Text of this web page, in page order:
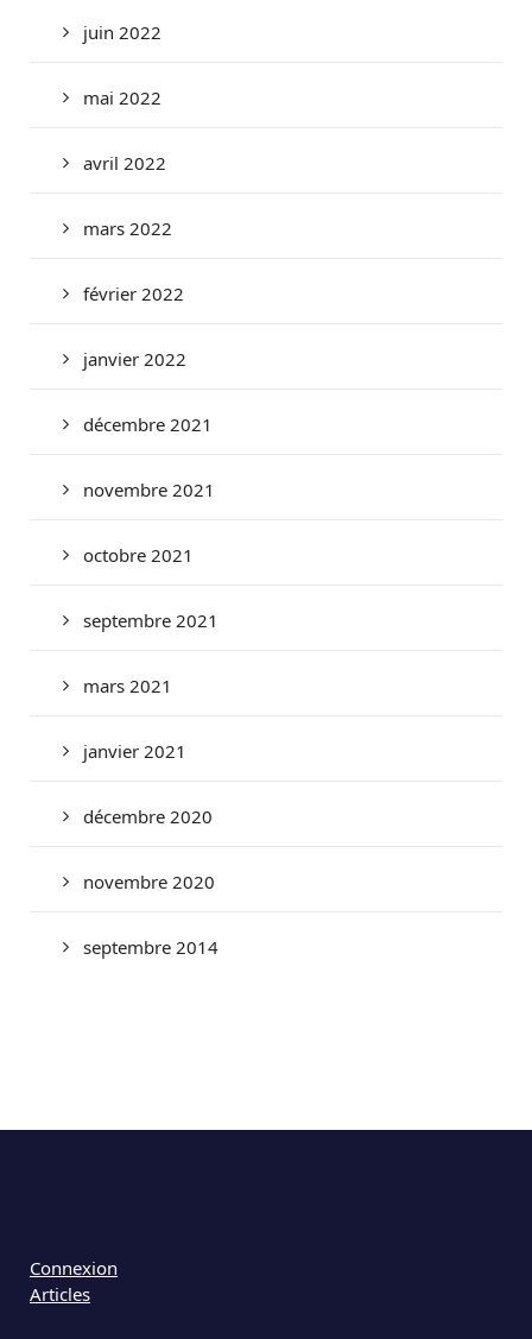
juin 2022
mai 2022
avril 2022
mars 2022
février 2022
janvier 2022
décembre 2021
novembre 2021
octobre 2021
septembre 2021
mars 2021
janvier 2021
décembre 2020
novembre 2020
septembre 2014
Connexion
Articles